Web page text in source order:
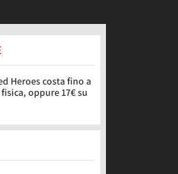
Heroes costa fino a
oppure 17€ su